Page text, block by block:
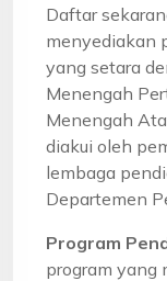
Daftar
menyediakan
yang setara
Menengah
Menengah
diakui oleh
lembaga
Departemen
Program
program yang